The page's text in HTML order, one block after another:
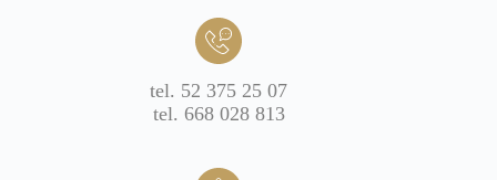
tel. 52 375 25 07
tel. 668 028 813